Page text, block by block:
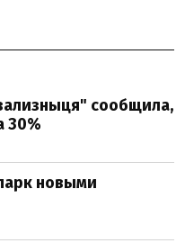
сообщила,
30%
новыми